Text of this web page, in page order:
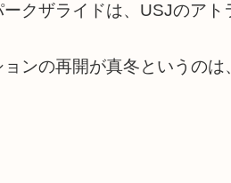
クザライドは、USJのアト
ンの再開が真冬というの